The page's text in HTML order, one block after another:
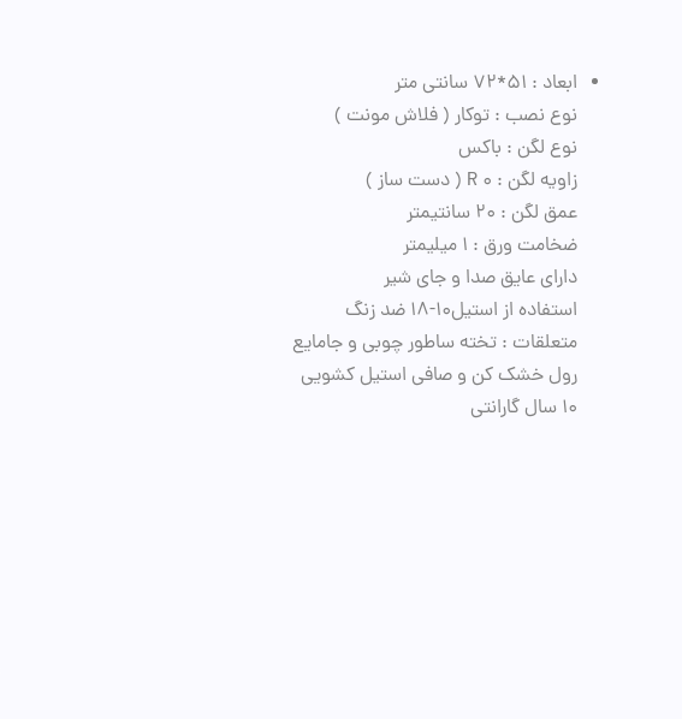
ابعاد : 51*72 سانتی متر
نوع نصب : توکار ( فلاش مونت )
نوع لگن : باکس
زاویه لگن : R 0 ( دست ساز )
عمق لگن : 20 سانتیمتر
ضخامت ورق : 1 میلیمتر
داراى عایق صدا و جای شیر
استفاده از استیل10-18 ضد زنگ
متعلقات : تخته ساطور چوبی و جامایع
رول خشک کن و صافی استیل کشویی
10 سال گارانتی